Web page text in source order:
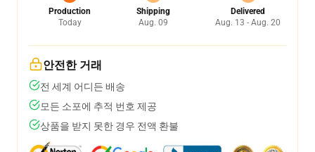
Production
Today
Shipping
Aug. 09
Delivered
Aug. 13 - Aug. 20
안전한 거래
전 세계 어디든 배송
모든 소포에 추적 번호 제공
상품을 받지 못한 경우 전액 환불